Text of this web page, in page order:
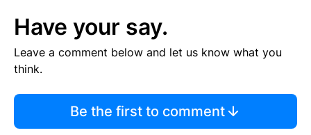
Have your say.
Leave a comment below and let us know what you
think.
Be the first to comment